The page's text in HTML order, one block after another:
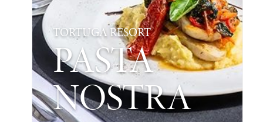
TORTUGA RESORT
PASTA
NOSTRA